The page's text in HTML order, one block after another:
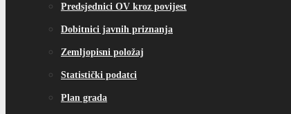
Predsjednici OV kroz povijest
Dobitnici javnih priznanja
Zemljopisni položaj
Statistički podatci
Plan grada